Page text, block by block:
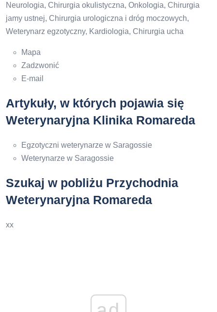
Neurologia, Chirurgia okulistyczna, Onkologia, Chirurgia
jamy ustnej, Chirurgia urologiczna i dróg moczowych,
Weterynarz egzotyczny, Kardiologia, Chirurgia ucha
Mapa
Zadzwonić
E-mail
Artykuły, w których pojawia się
Weterynaryjna Klinika Romareda
Egzotyczni weterynarze w Saragossie
Weterynarze w Saragossie
Szukaj w pobliżu Przychodnia
Weterynaryjna Romareda
xx